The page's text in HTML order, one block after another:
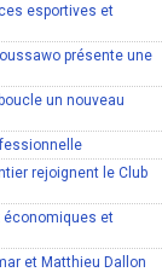
esportives et
présente une
un nouveau
rejoignent le Club
économiques et
et Matthieu Dallon